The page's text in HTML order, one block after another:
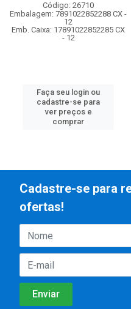
Código: 26710
Embalagem: 7891022852288 CX -
12
Emb. Caixa: 17891022852285 CX
- 12
Faça seu login ou
cadastre-se para
ver preços e
comprar
Cadastre-se para
ofertas!